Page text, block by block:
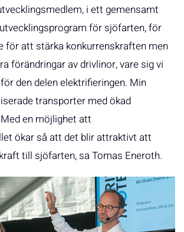
i ett gemensamt
för sjöfarten, för
för att stärka konkurrenskraften men
förändringar av drivlinor, vare sig vi
den delen elektrifieringen. Min
transporter med ökad
en möjlighet att
ökar så att det blir attraktivt att
till sjöfarten, sa Tomas Eneroth.